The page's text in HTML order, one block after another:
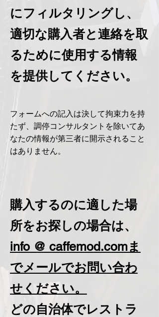
にフィルタリングし、
適切な購入者と連絡を取
るために使用する情報
を提供してください。
フォームへの記入は決して拘束力を持
たず、調停コンサルタントを除いてあ
なたの情報が第三者に開示されること
はありません。
購入するのに適した場
所をお探しの場合は、
info @ caffemod.comま
でメールでお問い合わ
せください。
どの自治体でレストラ